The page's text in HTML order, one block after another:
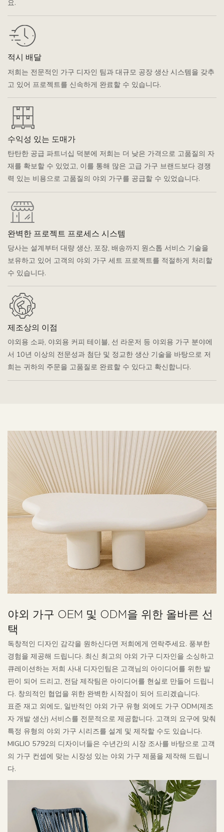
요.
적시 배달
저희는 전문적인 가구 디자인 팀과 대규모 공장 생산 시스템을 갖추
고 있어 프로젝트를 신속하게 완료할 수 있습니다.
수익성 있는 도매가
탄탄한 공급 파트너십 덕분에 저희는 더 낮은 가격으로 고품질의 자
재를 확보할 수 있었고, 이를 통해 많은 고급 가구 브랜드보다 경쟁
력 있는 비용으로 고품질의 야외 가구를 공급할 수 있었습니다.
완벽한 프로젝트 프로세스 시스템
당사는 설계부터 대량 생산, 포장, 배송까지 원스톱 서비스 기술을
보유하고 있어 고객의 야외 가구 세트 프로젝트를 적절하게 처리할
수 있습니다.
제조상의 이점
야외용 소파, 야외용 커피 테이블, 선 라운저 등 야외용 가구 분야에
서 10년 이상의 전문성과 첨단 및 정교한 생산 기술을 바탕으로 저
희는 귀하의 주문을 고품질로 완료할 수 있다고 확신합니다.
야외 가구 OEM 및 ODM을 위한 올바른 선
택
독창적인 디자인 감각을 원하신다면 저희에게 연락주세요. 풍부한
경험을 제공해 드립니다. 최신 최고의 야외 가구 디자인을 소싱하고
큐레이션하는 저희 사내 디자인팀은 고객님의 아이디어를 위한 발
판이 되어 드리고, 전담 제작팀은 아이디어를 현실로 만들어 드립니
다. 창의적인 협업을 위한 완벽한 시작점이 되어 드리겠습니다.
표준 재고 외에도, 일반적인 야외 가구 유형 외에도 가구 ODM(제조
자 개발 생산) 서비스를 전문적으로 제공합니다. 고객의 요구에 맞춰
특정 유형의 야외 가구 시리즈를 설계 및 제작할 수도 있습니다.
MIGLIO 5792의 디자이너들은 수년간의 시장 조사를 바탕으로 고객
의 가구 컨셉에 맞는 시장성 있는 야외 가구 제품을 제작해 드립니
다.